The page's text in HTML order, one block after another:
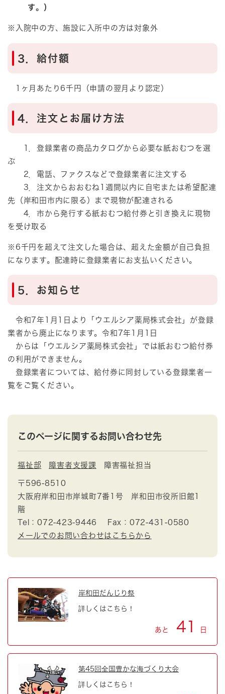
す。）
※入院中の方、施設に入所中の方は対象外
3．給付額
1ヶ月あたり6千円（申請の翌月より認定）
4．注文とお届け方法
1．登録業者の商品カタログから必要な紙おむつを選
ぶ
2．電話、ファクスなどで登録業者に注文する
3．注文からおおむね1週間以内に自宅または希望配達
先（岸和田市内に限る）まで現物が配達される
4．市から発行する紙おむつ給付券と引き換えに現物
を受け取る
※6千円を超えて注文した場合は、超えた金額が自己負担
になります。配達時に登録業者にお支払いください。
5．お知らせ
令和7年1月1日より「ウエルシア薬局株式会社」が登録
業者から廃止になります。令和7年1月1日
からは「ウエルシア薬局株式会社」では紙おむつ給付券
の利用ができません。
登録業者については、給付券に同封している登録業者一
覧をご覧ください。
このページに関するお問い合わせ先
福祉部 障害者支援課 障害福祉担当
〒596-8510
大阪府岸和田市岸城町7番1号 岸和田市役所旧館1
階
Tel：072-423-9446
Fax：072-431-0580
メールでのお問い合わせはこちらから
岸和田だんじり祭
詳しくはこちら！
あと 41 日
第45回全国豊かな海づくり大会
詳しくはこちら！